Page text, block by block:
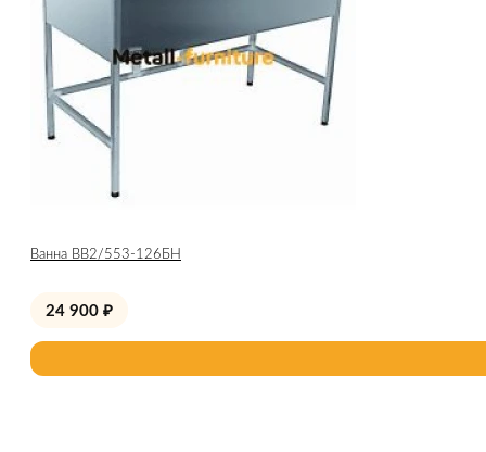
Ванна ВВ2/553-126БН
24 900 ₽